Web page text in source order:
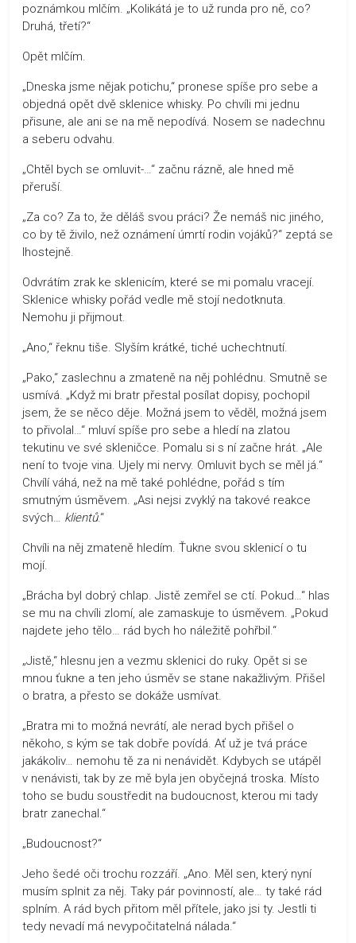
poznámkou mlčím. „Kolikátá je to už runda pro ně, co?
Druhá, třetí?“
Opět mlčím.
„Dneska jsme nějak potichu,“ pronese spíše pro sebe a
objedná opět dvě sklenice whisky. Po chvíli mi jednu
přisune, ale ani se na mě nepodívá. Nosem se nadechnu
a seberu odvahu.
„Chtěl bych se omluvit-…“ začnu rázně, ale hned mě
přeruší.
„Za co? Za to, že děláš svou práci? Že nemáš nic jiného,
co by tě živilo, než oznámení úmrtí rodin vojáků?“ zeptá se
lhostejně.
Odvrátím zrak ke sklenicím, které se mi pomalu vracejí.
Sklenice whisky pořád vedle mě stojí nedotknuta.
Nemohu ji přijmout.
„Ano,“ řeknu tiše. Slyším krátké, tiché uchechtnutí.
„Pako,“ zaslechnu a zmateně na něj pohlédnu. Smutně se
usmívá. „Když mi bratr přestal posílat dopisy, pochopil
jsem, že se něco děje. Možná jsem to věděl, možná jsem
to přivolal…“ mluví spíše pro sebe a hledí na zlatou
tekutinu ve své skleničce. Pomalu si s ní začne hrát. „Ale
není to tvoje vina. Ujely mi nervy. Omluvit bych se měl já.“
Chvílí váhá, než na mě také pohlédne, pořád s tím
smutným úsměvem. „Asi nejsi zvyklý na takové reakce
svých… klientů.“
Chvíli na něj zmateně hledím. Ťukne svou sklenicí o tu
mojí.
„Brácha byl dobrý chlap. Jistě zemřel se ctí. Pokud…“ hlas
se mu na chvíli zlomí, ale zamaskuje to úsměvem. „Pokud
najdete jeho tělo… rád bych ho náležitě pohřbil.“
„Jistě,“ hlesnu jen a vezmu sklenici do ruky. Opět si se
mnou ťukne a ten jeho úsměv se stane nakažlivým. Přišel
o bratra, a přesto se dokáže usmívat.
„Bratra mi to možná nevrátí, ale nerad bych přišel o
někoho, s kým se tak dobře povídá. Ať už je tvá práce
jakákoliv… nemohu tě za ni nenávidět. Kdybych se utápěl
v nenávisti, tak by ze mě byla jen obyčejná troska. Místo
toho se budu soustředit na budoucnost, kterou mi tady
bratr zanechal.“
„Budoucnost?“
Jeho šedé oči trochu rozzáří. „Ano. Měl sen, který nyní
musím splnit za něj. Taky pár povinností, ale… ty také rád
splním. A rád bych přitom měl přítele, jako jsi ty. Jestli ti
tedy nevadí má nevypočitatelná nálada.“